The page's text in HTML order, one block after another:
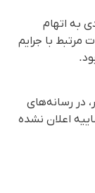
به اتهام
مرتبط با جرایم
در رسانه‌های
اعلان نشده